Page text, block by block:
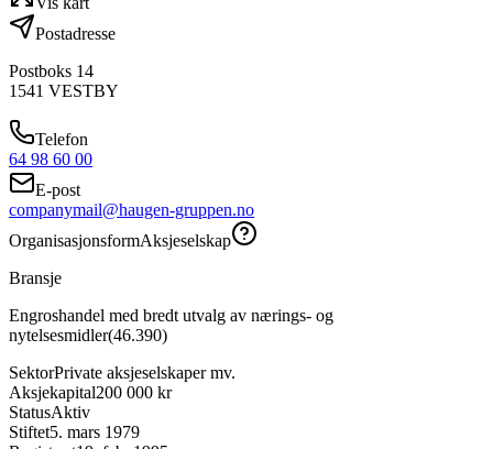
Postadresse
Postboks 14
1541 VESTBY
Telefon
64 98 60 00
E-post
companymail@haugen-gruppen.no
OrganisasjonsformAksjeselskap
Bransje
Engroshandel med bredt utvalg av nærings- og
nytelsesmidler(46.390)
SektorPrivate aksjeselskaper mv.
Aksjekapital200 000 kr
StatusAktiv
Stiftet5. mars 1979